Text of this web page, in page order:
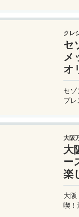
クレ
セ
メ
オ
セゾ
プレ
最適
スと
たの
大阪
大
ー
楽
大阪
喫！